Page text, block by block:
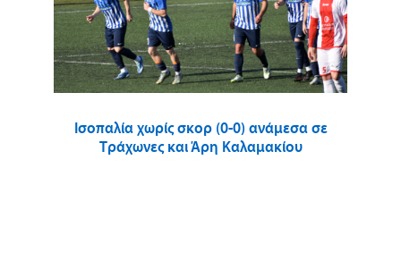
Ισοπαλία χωρίς σκορ (0-0) ανάμεσα σε
Τράχωνες και Άρη Καλαμακίου